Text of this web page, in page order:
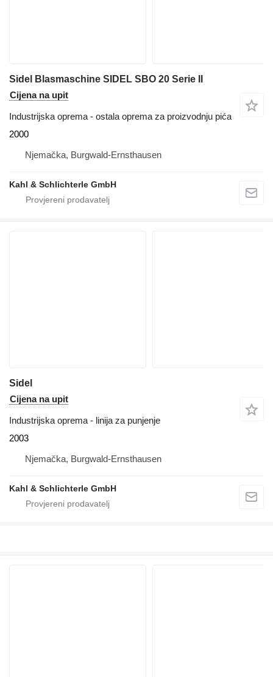
Sidel Blasmaschine SIDEL SBO 20 Serie II
Cijena na upit
Industrijska oprema - ostala oprema za proizvodnju pića
2000
Njemačka, Burgwald-Ernsthausen
Kahl & Schlichterle GmbH
Sidel
Cijena na upit
Industrijska oprema - linija za punjenje
2003
Njemačka, Burgwald-Ernsthausen
Kahl & Schlichterle GmbH